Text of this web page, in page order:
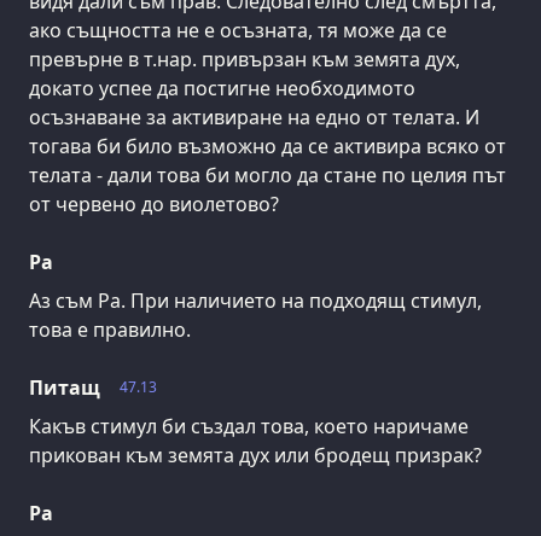
ако същността не е осъзната, тя може да се
превърне в т.нар. привързан към земята дух,
докато успее да постигне необходимото
осъзнаване за активиране на едно от телата. И
тогава би било възможно да се активира всяко от
телата - дали това би могло да стане по целия път
от червено до виолетово?
Ра
Аз съм Ра. При наличието на подходящ стимул,
това е правилно.
47.13
Питащ
Какъв стимул би създал това, което наричаме
прикован към земята дух или бродещ призрак?
Ра